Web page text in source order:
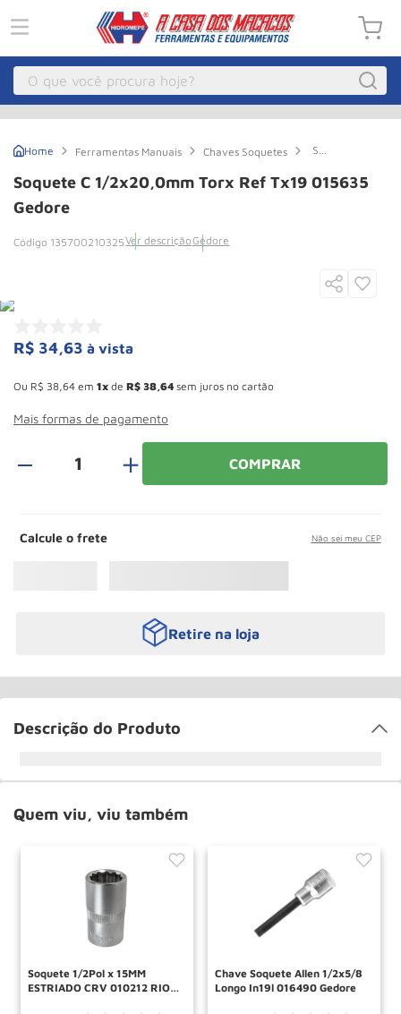
O que você procura hoje?
Ferramentas Manuais Chaves Soquetes
Soquete
1/2x20,0mm
Torx
Soquete C 1/2x20,0mm Torx Ref Tx19 015635
Gedore
135700210325Ver descriçãoGedore
R$ 34,63 à vista
Ou R$ 38 64 em 1 de R$ 38 64 sem juros no cartão
Mais formas de pagamento
＋ COMPRAR
Calcule o frete Não sei meu CEP
Retire na loja
Descrição do Produto
Quem viu, viu também
Soquete 1/2Pol x 15MM
ESTRIADO CRV 010212 RIO
Chave Soquete Allen 1/2x5/8
Longo In19l 016490 Gedore
3 º Macaco Hidraulico
8 Rodizio
9º Talha
10 º